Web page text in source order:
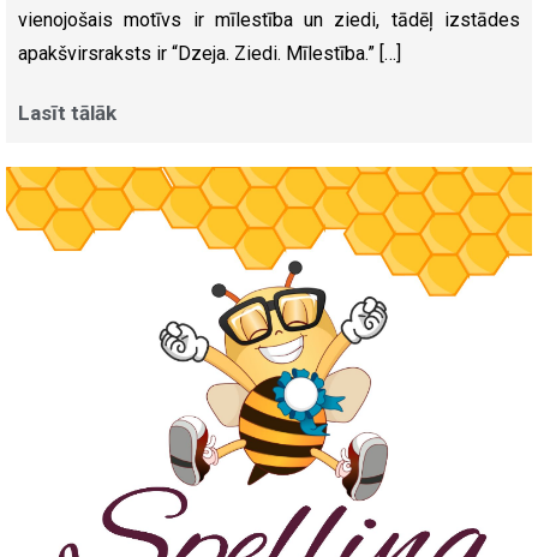
vienojošais motīvs ir mīlestība un ziedi, tādēļ izstādes
apakšvirsraksts ir “Dzeja. Ziedi. Mīlestība.” […]
Lasīt tālāk